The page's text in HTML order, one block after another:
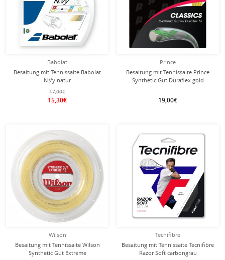
Babolat
Besaitung mit Tennissaite Babolat
N.Vy natur
17,00€
15,30€
Prince
Besaitung mit Tennissaite Prince
Synthetic Gut Duraflex gold
19,00€
Wilson
Besaitung mit Tennissaite Wilson
Synthetic Gut Extreme
Besaitung
mit dieser Saite
Tecnifibre
Besaitung mit Tennissaite Tecnifibre
Razor Soft carbongrau
Besaitung
mit dieser Saite